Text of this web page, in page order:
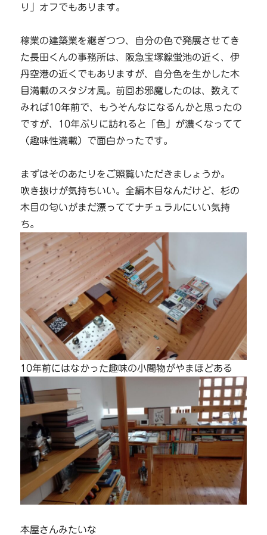
り」オフでもあります。
稼業の建築業を継ぎつつ、自分の色で発展させてき
た長田くんの事務所は、阪急宝塚線蛍池の近く、伊
丹空港の近くでもありますが、自分色を生かした木
目満載のスタジオ風。前回お邪魔したのは、数えて
みれば10年前で、もうそんなになるんかと思ったの
ですが、10年ぶりに訪れると「色」が濃くなってて
（趣味性満載）で面白かったです。
まずはそのあたりをご照覧いただきましょうか。
吹き抜けが気持ちいい。全編木目なんだけど、杉の
木目の匂いがまだ漂っててナチュラルにいい気持
ち。
10年前にはなかった趣味の小間物がやまほどある
本屋さんみたいな